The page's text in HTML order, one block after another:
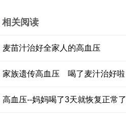
相关阅读
麦苗汁治好全家人的高血压
家族遗传高血压 喝了麦汁治好啦
高血压--妈妈喝了3天就恢复正常了